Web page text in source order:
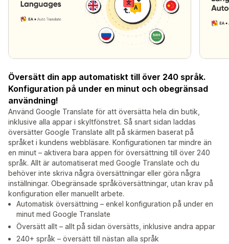
Översätt din app automatiskt till över 240 språk.
Konfiguration på under en minut och obegränsad
användning!
Använd Google Translate för att översätta hela din butik,
inklusive alla appar i skyltfönstret. Så snart sidan laddas
översätter Google Translate allt på skärmen baserat på
språket i kundens webbläsare. Konfigurationen tar mindre än
en minut – aktivera bara appen för översättning till över 240
språk. Allt är automatiserat med Google Translate och du
behöver inte skriva några översättningar eller göra några
inställningar. Obegränsade språköversättningar, utan krav på
konfiguration eller manuellt arbete.
Automatisk översättning – enkel konfiguration på under en
minut med Google Translate
Översätt allt – allt på sidan översätts, inklusive andra appar
240+ språk – översätt till nästan alla språk